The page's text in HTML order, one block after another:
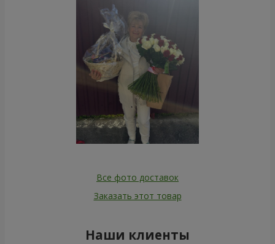
Все фото доставок
Заказать этот товар
Наши клиенты